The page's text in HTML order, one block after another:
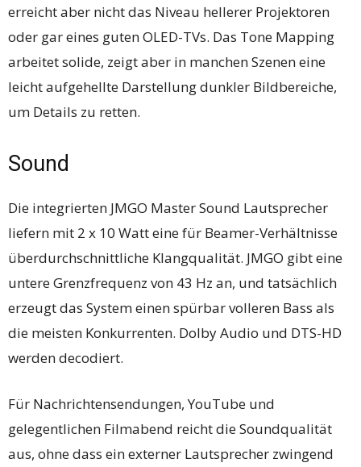
erreicht aber nicht das Niveau hellerer Projektoren
oder gar eines guten OLED-TVs. Das Tone Mapping
arbeitet solide, zeigt aber in manchen Szenen eine
leicht aufgehellte Darstellung dunkler Bildbereiche,
um Details zu retten.
Sound
Die integrierten JMGO Master Sound Lautsprecher
liefern mit 2 x 10 Watt eine für Beamer-Verhältnisse
überdurchschnittliche Klangqualität. JMGO gibt eine
untere Grenzfrequenz von 43 Hz an, und tatsächlich
erzeugt das System einen spürbar volleren Bass als
die meisten Konkurrenten. Dolby Audio und DTS-HD
werden decodiert.
Für Nachrichtensendungen, YouTube und
gelegentlichen Filmabend reicht die Soundqualität
aus, ohne dass ein externer Lautsprecher zwingend